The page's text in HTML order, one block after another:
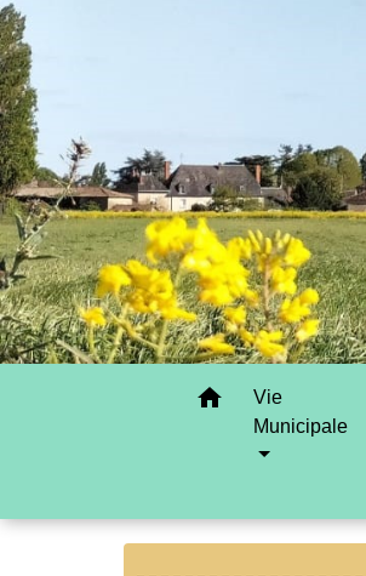
home
Vie
Municipale